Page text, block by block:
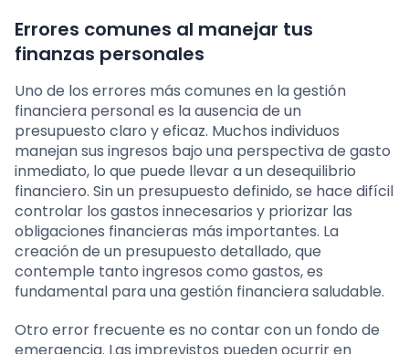
Errores comunes al manejar tus
finanzas personales
Uno de los errores más comunes en la gestión
financiera personal es la ausencia de un
presupuesto claro y eficaz. Muchos individuos
manejan sus ingresos bajo una perspectiva de gasto
inmediato, lo que puede llevar a un desequilibrio
financiero. Sin un presupuesto definido, se hace difícil
controlar los gastos innecesarios y priorizar las
obligaciones financieras más importantes. La
creación de un presupuesto detallado, que
contemple tanto ingresos como gastos, es
fundamental para una gestión financiera saludable.
Otro error frecuente es no contar con un fondo de